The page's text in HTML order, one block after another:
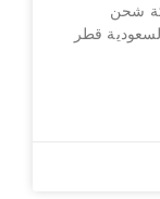
شحن
قطر